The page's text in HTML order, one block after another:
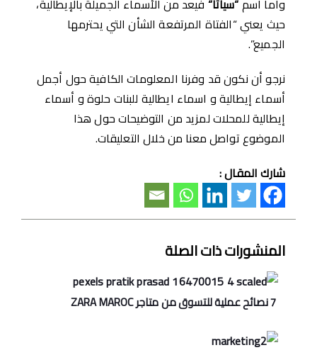
حيث يعني “الفتاة المرتفعة الشأن التي يحترمها
الجميع”.
نرجو أن نكون قد وفرنا المعلومات الكافية حول أجمل
أسماء إيطالية و اسماء ايطالية للبنات حلوة و أسماء
إيطالية للمحلات لمزيد من التوضيحات حول هذا
الموضوع تواصل معنا من خلال التعليقات.
شارك المقال :
المنشورات ذات الصلة
7 نصائح عملية للتسوق من متاجر ZARA MAROC